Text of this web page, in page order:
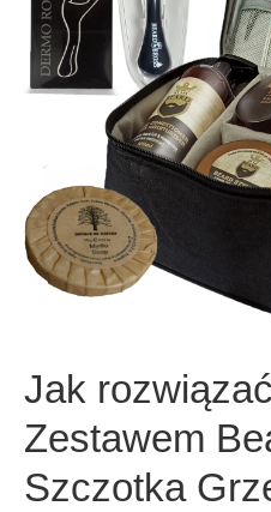
Jak
Zestawem
Szczotka